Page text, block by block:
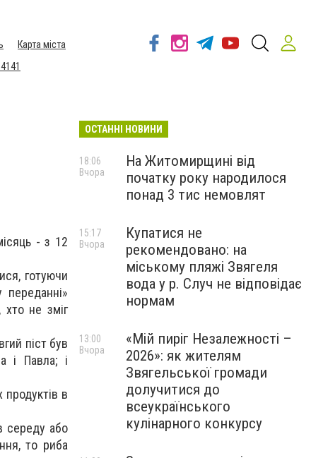
Карта міста
- з 12
готуючи
хто не зміг
піст був
і Павла; і
в
середу або
то риба
ОСТАННІ НОВИНИ
На Житомирщині від
початку року народилося
понад 3 тис немовлят
18:06
Вчора
Купатися не
рекомендовано: на
міському пляжі Звягеля
вода у р. Случ не відповідає
нормам
15:17
Вчора
«Мій пиріг Незалежності –
2026»: як жителям
Звягельської громади
долучитися до
всеукраїнського
кулінарного конкурсу
13:00
Вчора